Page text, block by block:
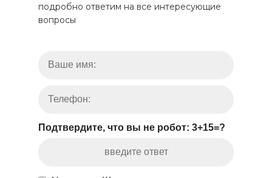
подробно ответим на все интересующие
вопросы
Подтвердите, что вы не робот: 3+15=?